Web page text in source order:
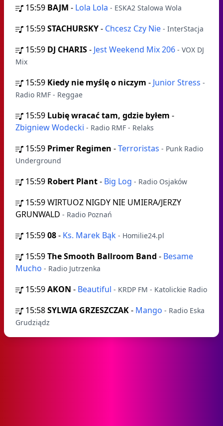
15:59 BAJM - Lola Lola - ESKA2 Stalowa Wola
15:59STACHURSKY- Chcesz Czy Nie - InterStacja
15:59 DJ CHARIS- Jest Weekend Mix 206 - VOX DJ
Mix
15:59 Kiedy nie myślę o niczym - Junior Stress -
Radio RMF - Reggae
15:59 Lubię wracać tam, gdzie byłem -
Zbigniew Wodecki - Radio RMF - Relaks
15:59 Primer Regimen -Terroristas - Punk Radio
Underground
15:59 Robert Plant- Big Log - Radio Osjaków
15:59WIRTUOZ NIGDY NIE UMIERA/JERZY
GRUNWALD - Radio Poznań
15:5908- Ks. Marek Bąk - Homilie24.pl
15:59The Smooth Ballroom Band - Besame
Mucho - Radio Jutrzenka
15:59AKON - Beautiful - KRDP FM - Katolickie Radio
15:58SYLWIA GRZESZCZAK- Mango - Radio Eska
Grudziądz